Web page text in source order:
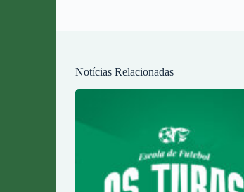
Notícias Relacionadas